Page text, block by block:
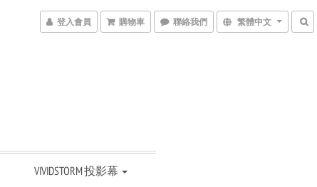
登入會員 購物車 聯絡我們 繁體中文
VIVIDSTORM 投影幕